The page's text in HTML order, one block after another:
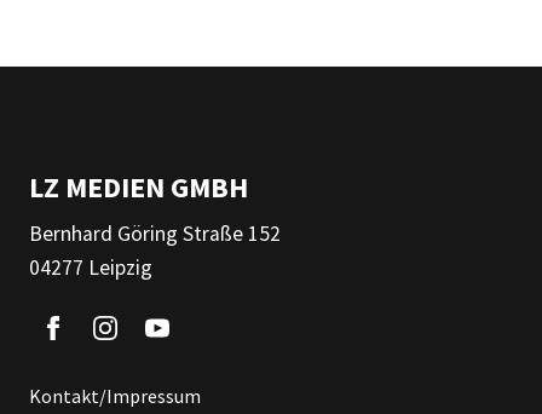
LZ MEDIEN GMBH
Bernhard Göring Straße 152
04277 Leipzig
Kontakt/Impressum